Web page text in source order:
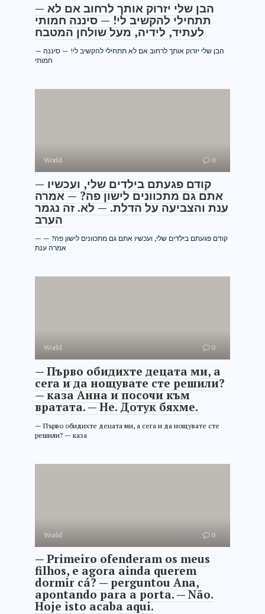
— הבן שלי יזרוק אותך לרחוב אם לא
תתחילי להקשיב לי! — סיננה חמותי
לעתיד, לידיה, מעל שולחן המטבח
— הבן שלי יזרוק אותך לרחוב אם לא תתחילי להקשיב לי! — סיננה
חמותי
World 0
— קודם פגעתם בילדים שלי, ועכשיו
אתם גם מתכוונים לישון פה? — אמרה
ענת והצביעה על הדלת. — לא. זה נגמר
הערב
— קודם פגעתם בילדים שלי, ועכשיו אתם גם מתכוונים לישון פה? —
אמרה ענת
World 0
— Първо обидихте децата ми, а
сега и да нощувате сте решили?
— каза Анна и посочи към
вратата. — Не. Дотук бяхме.
— Първо обидихте децата ми, а сега и да нощувате сте
решили? — каза
World 0
— Primeiro ofenderam os meus
filhos, e agora ainda querem
dormir cá? — perguntou Ana,
apontando para a porta. — Não.
Hoje isto acaba aqui.